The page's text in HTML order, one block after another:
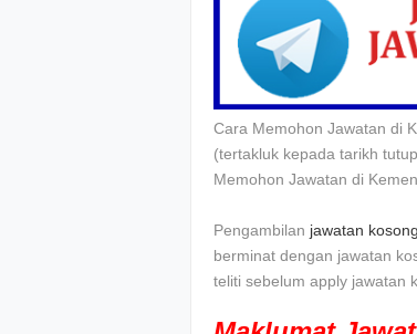
Cara Memohon Jawatan di
(tertakluk kepada tarikh
Memohon Jawatan di
Pengambilan jawatan kosong
berminat dengan jawatan
teliti sebelum apply jawatan